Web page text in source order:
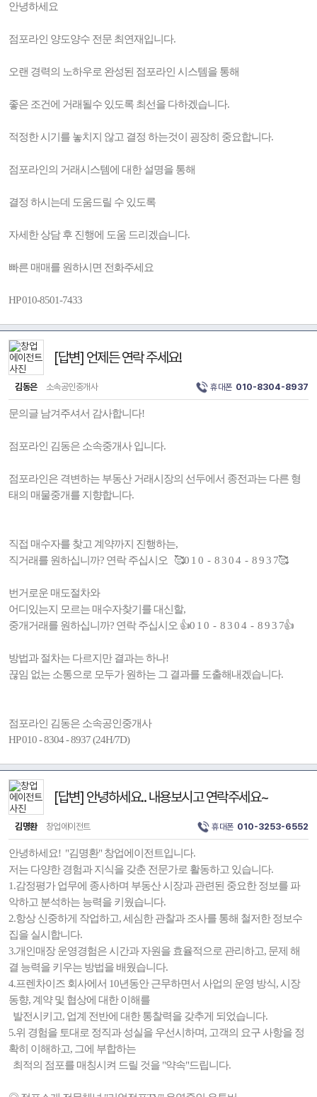
안녕하세요
점포라인 양도양수 전문 최연재입니다.
오랜 경력의 노하우로 완성된 점포라인 시스템을 통해
좋은 조건에 거래될수 있도록 최선을 다하겠습니다.
적정한 시기를 놓치지 않고 결정 하는것이 굉장히 중요합니다.
점포라인의 거래시스템에 대한 설명을 통해
결정 하시는데 도움드릴 수 있도록
자세한 상담 후 진행에 도움 드리겠습니다.
빠른 매매를 원하시면 전화주세요
HP 010-8501-7433
[답변] 언제든 연락 주세요!
김동은 소속공인중개사 휴대폰 010-8304-8937
문의글 남겨주셔서 감사합니다!
점포라인 김동은 소속중개사 입니다.
점포라인은 격변하는 부동산 거래시장의 선두에서 종전과는 다른 형
태의 매물중개를 지향합니다.
직접 매수자를 찾고 계약까지 진행하는,
직거래를 원하십니까? 연락 주십시오 🥰0 1 0 - 8 3 0 4 - 8 9 3 7🥰
번거로운 매도절차와
어디있는지 모르는 매수자찾기를 대신할,
중개거래를 원하십니까? 연락 주십시오 👍0 1 0 - 8 3 0 4 - 8 9 3 7👍
방법과 절차는 다르지만 결과는 하나!
끊임 없는 소통으로 모두가 원하는 그 결과를 도출해내겠습니다.
점포라인 김동은 소속공인중개사
HP 010 - 8304 - 8937 (24H/7D)
[답변] 안녕하세요.. 내용보시고 연락주세요~
김명환 창업에이전트 휴대폰 010-3253-6552
안녕하세요! "김명환" 창업에이전트입니다.
저는 다양한 경험과 지식을 갖춘 전문가로 활동하고 있습니다.
1.감정평가 업무에 종사하며 부동산 시장과 관련된 중요한 정보를 파
악하고 분석하는 능력을 키웠습니다.
2.항상 신중하게 작업하고, 세심한 관찰과 조사를 통해 철저한 정보수
집을 실시합니다.
3.개인매장 운영경험은 시간과 자원을 효율적으로 관리하고, 문제 해
결 능력을 키우는 방법을 배웠습니다.
4.프렌차이즈 회사에서 10년동안 근무하면서 사업의 운영 방식, 시장
동향, 계약 및 협상에 대한 이해를
발전시키고, 업계 전반에 대한 통찰력을 갖추게 되었습니다.
5.위 경험을 토대로 정직과 성실을 우선시하며, 고객의 요구 사항을 정
확히 이해하고, 그에 부합하는
최적의 점포를 매칭시켜 드릴 것을 "약속"드립니다.